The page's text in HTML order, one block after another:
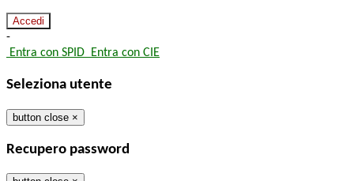
-
Entra con SPID Entra con CIE
Seleziona utente
button close ×
Recupero password